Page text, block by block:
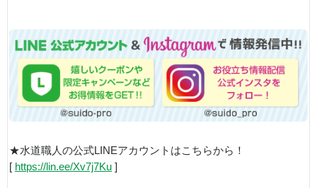
★水道職人の公式LINEアカウントはこちらから！
[ https://lin.ee/Xv7j7Ku ]